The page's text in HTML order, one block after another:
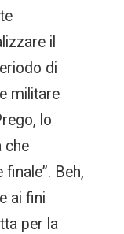
il
di
militare
lo
che
finale”. Beh,
ai fini
per la